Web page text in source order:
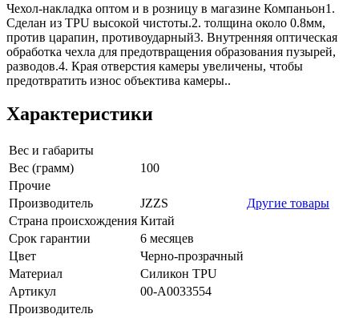
Чехол-накладка оптом и в розницу в магазине Компаньон1.
Сделан из TPU высокой чистоты.2. толщина около 0.8мм,
против царапин, противоударный3. Внутренняя оптическая
обработка чехла для предотвращения образования пузырей,
разводов.4. Края отверстия камеры увеличены, чтобы
предотвратить износ объектива камеры..
Характеристики
Вес и габариты
Вес (грамм)
100
Прочие
Производитель
JZZS
Другие товары
Страна происхождения Китай
Срок гарантии
6 месяцев
Цвет
Черно-прозрачный
Материал
Силикон TPU
Артикул
00-А0033554
Производитель